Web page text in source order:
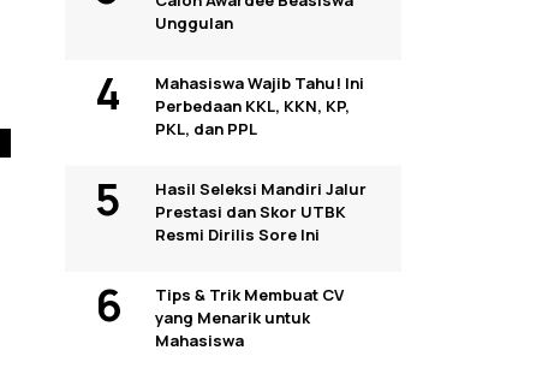
Unggulan
Mahasiswa Wajib Tahu! Ini
Perbedaan KKL, KKN, KP,
PKL, dan PPL
Hasil Seleksi Mandiri Jalur
Prestasi dan Skor UTBK
Resmi Dirilis Sore Ini
Tips & Trik Membuat CV
yang Menarik untuk
Mahasiswa